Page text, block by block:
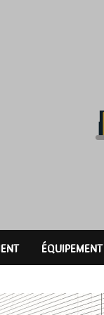
ÉQUIPEMENT